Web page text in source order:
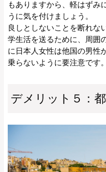
もありますから、軽はずみ
うに気を付けましょう。
良しとしないことを断れな
学生活を送るために、周囲
に日本人女性は他国の男性
乗らないように要注意です。
デメリット５：